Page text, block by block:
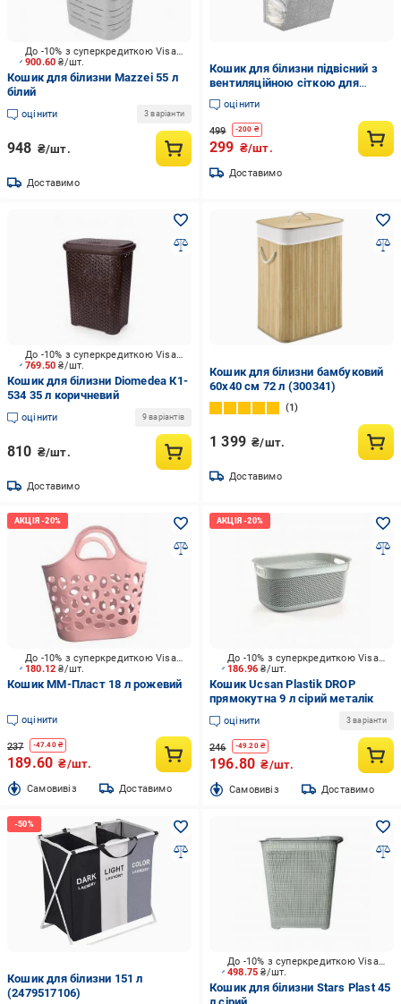
900.60₴/шт.
До -10% з суперкредиткою Visa Вигода
Кошик для білизни Mazzei 55 л
білий
оцінити 3 варіанти
948 ₴/шт.
Доставимо
Кошик для білизни підвісний з
вентиляційною сіткою для
пральної та сушильної машини
Світло-сірий (LB-STORE-GY)
оцінити
499 -200 ₴
299 ₴/шт.
Доставимо
769.50₴/шт.
До -10% з суперкредиткою Visa Вигода
Кошик для білизни Diomedea К1-
534 35 л коричневий
оцінити 9 варіантів
810 ₴/шт.
Доставимо
Кошик для білизни бамбуковий
60х40 см 72 л (300341)
1
1 399 ₴/шт.
Доставимо
180.12₴/шт.
До -10% з суперкредиткою Visa Вигода
Кошик ММ-Пласт 18 л рожевий
оцінити
237 -47.40₴
189.60 ₴/шт.
Cамовивіз Доставимо
186.96₴/шт.
До -10% з суперкредиткою Visa Вигода
Кошик Ucsan Plastik DROP
прямокутна 9 л сірий металік
оцінити 3 варіанти
246 -49.20₴
196.80 ₴/шт.
Cамовивіз Доставимо
Кошик для білизни 151 л
(2479517106)
498.75₴/шт.
До -10% з суперкредиткою Visa Вигода
Кошик для білизни Stars Plast 45